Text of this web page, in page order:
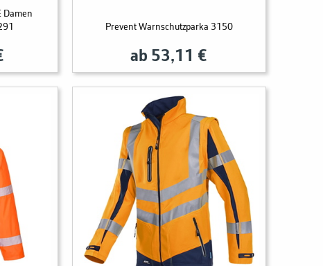
Damen
Prevent Warnschutzparka 3150
ab 53,11 €